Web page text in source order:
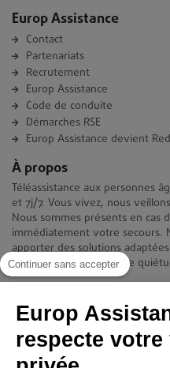
Continuer sans accepter
Europ
respecte votre
Europ Assistance
Contact
Partenariats
Recrutement
Europ Assistance
Code de conduite
Démarches RSE
Europ Assistance devient
À propos
Téléassistance aux personnes
et 7j/7. Vous vivez, nous
Nous sommes présents en cas
immédiatement votre secours.
apporter des solutions
vivre chez vous en toute
Europ Assistance La
11-17 avenue François
08 06 23 10 10(prix d'un
NOUS CONTACTER